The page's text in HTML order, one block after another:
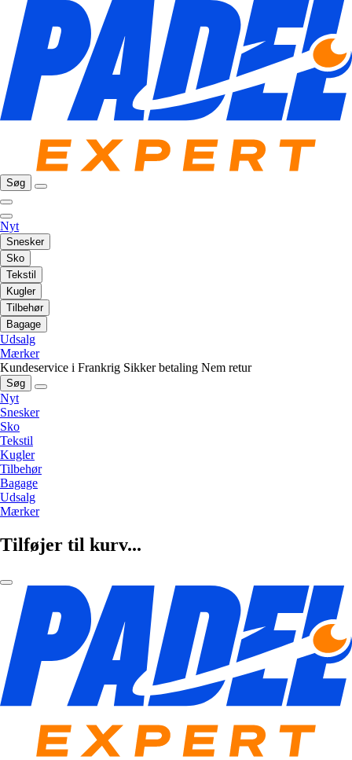
Søg
Nyt
Snesker
Sko
Tekstil
Kugler
Tilbehør
Bagage
Udsalg
Mærker
Kundeservice i Frankrig Sikker betaling Nem retur
Søg
Nyt
Snesker
Sko
Tekstil
Kugler
Tilbehør
Bagage
Udsalg
Mærker
Tilføjer til kurv...